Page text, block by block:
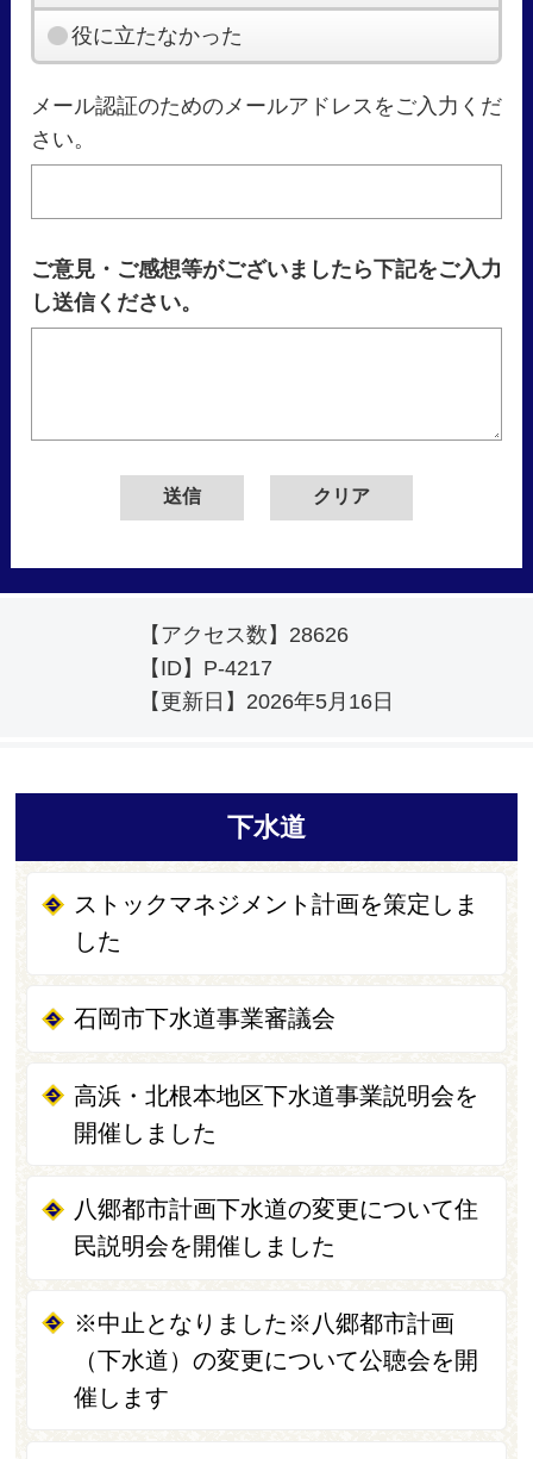
役に立たなかった
メール認証のためのメールアドレスをご入力くだ
さい。
ご意見・ご感想等がございましたら下記をご入力
し送信ください。
【アクセス数】 28626
【ID】 P-4217
【更新日】 2026年5月16日
下水道
ストックマネジメント計画を策定しま
した
石岡市下水道事業審議会
高浜・北根本地区下水道事業説明会を
開催しました
八郷都市計画下水道の変更について住
民説明会を開催しました
※中止となりました※八郷都市計画
（下水道）の変更について公聴会を開
催します